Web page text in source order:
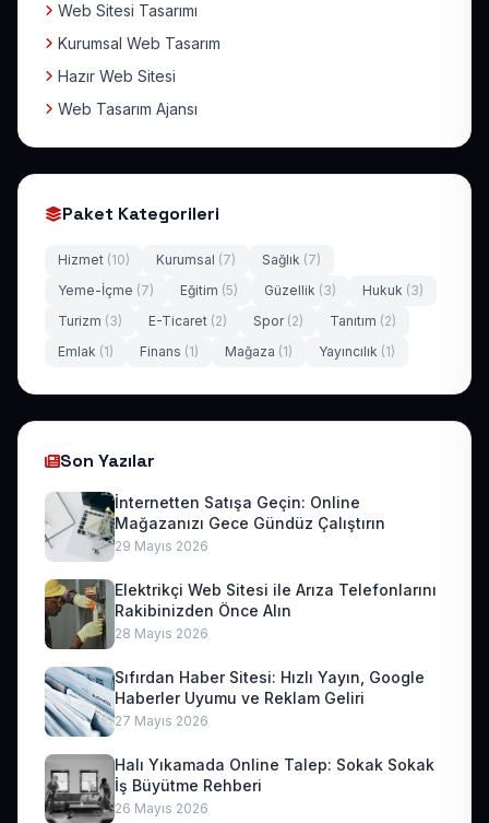
Web Sitesi Tasarımı
Kurumsal Web Tasarım
Hazır Web Sitesi
Web Tasarım Ajansı
Paket Kategorileri
Hizmet (10) Kurumsal (7) Sağlık (7)
Yeme-İçme (7) Eğitim (5) Güzellik (3) Hukuk (3)
Turizm (3) E-Ticaret (2) Spor (2) Tanıtım (2)
Emlak (1) Finans (1) Mağaza (1) Yayıncılık (1)
Son Yazılar
İnternetten Satışa Geçin: Online
Mağazanızı Gece Gündüz Çalıştırın
29 Mayıs 2026
Elektrikçi Web Sitesi ile Arıza Telefonlarını
Rakibinizden Önce Alın
28 Mayıs 2026
Sıfırdan Haber Sitesi: Hızlı Yayın, Google
Haberler Uyumu ve Reklam Geliri
27 Mayıs 2026
Halı Yıkamada Online Talep: Sokak Sokak
İş Büyütme Rehberi
26 Mayıs 2026